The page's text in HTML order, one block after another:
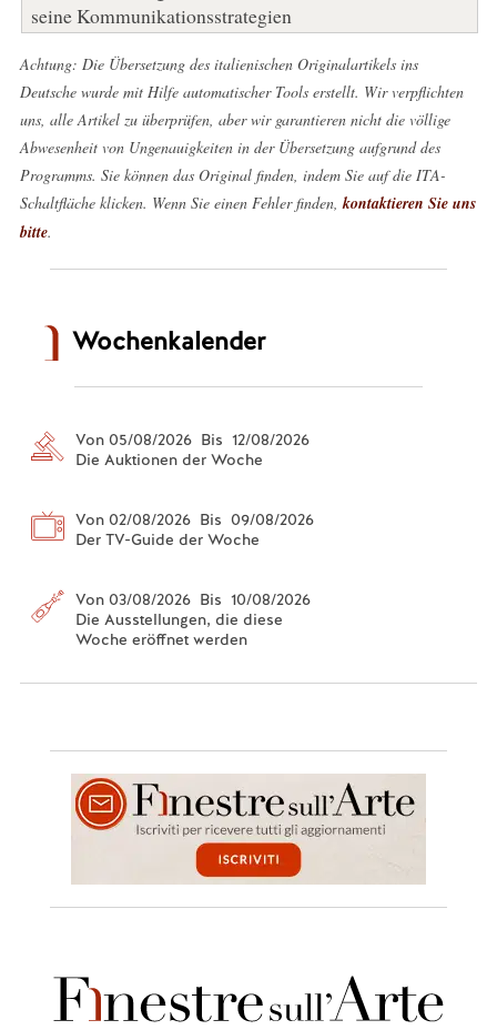
seine Kommunikationsstrategien
Achtung: Die Übersetzung des italienischen Originalartikels ins
Deutsche wurde mit Hilfe automatischer Tools erstellt. Wir verpflichten
uns, alle Artikel zu überprüfen, aber wir garantieren nicht die völlige
Abwesenheit von Ungenauigkeiten in der Übersetzung aufgrund des
Programms. Sie können das Original finden, indem Sie auf die ITA-
Schaltfläche klicken. Wenn Sie einen Fehler finden, kontaktieren Sie uns
bitte.
Wochenkalender
Von 05/08/2026 Bis 12/08/2026
Die Auktionen der Woche
Von 02/08/2026 Bis 09/08/2026
Der TV-Guide der Woche
Von 03/08/2026 Bis 10/08/2026
Die Ausstellungen, die diese
Woche eröffnet werden